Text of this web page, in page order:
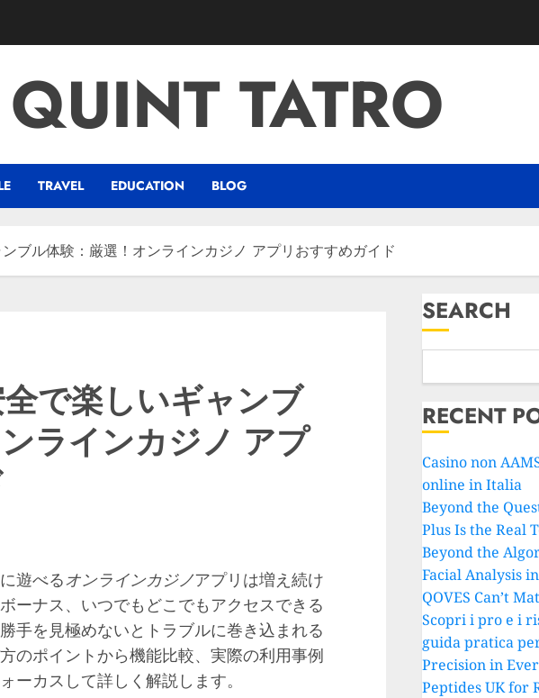
QUINT TATRO
TRAVEL EDUCATION BLOG
ブル体験：厳選！オンラインカジノ アプリおすすめガイド
で楽しいギャンブ
ラインカジノ アプ
遊べるオンラインカジノアプリは増え続け
ーナス、いつでもどこでもアクセスできる
手を見極めないとトラブルに巻き込まれる
のポイントから機能比較、実際の利用事例
ーカスして詳しく解説します。
SEARCH
RECENT
Casino non
online in Italia
Beyond the
Plus Is the Real
Beyond the
Facial Analysis
QOVES Can’t
Scopri i pro e i
guida pratica
Precision in
Peptides UK for